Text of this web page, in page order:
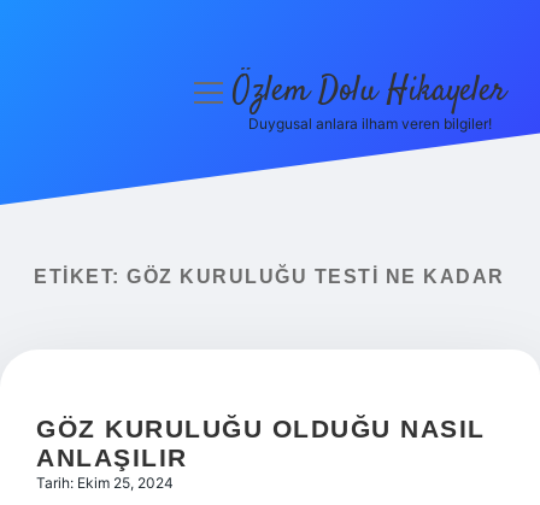
Yasal Uyarı
menüyüÖzlem Dolu Hikayeler
Duygusal anlara ilham veren bilgiler!
ETIKET: GÖZ KURULUĞU TESTI NE KADAR
GÖZ KURULUĞU OLDUĞU NASIL
ANLAŞILIR
Tarih: Ekim 25, 2024